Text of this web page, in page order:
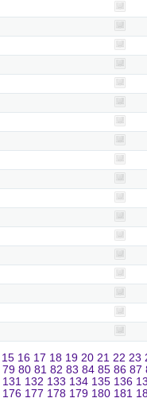
15 16 17 18 19 20 21 22 23
79 80 81 82 83 84 85 86 87
131 132 133 134 135 136
176 177 178 179 180 181